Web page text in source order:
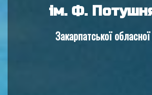
ім. Ф.
Закарпатської